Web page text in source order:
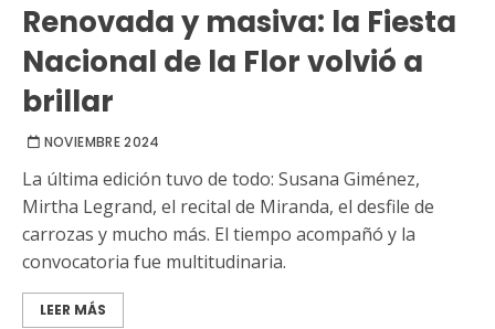
Renovada y masiva: la Fiesta
Nacional de la Flor volvió a
brillar
NOVIEMBRE 2024
La última edición tuvo de todo: Susana Giménez,
Mirtha Legrand, el recital de Miranda, el desfile de
carrozas y mucho más. El tiempo acompañó y la
convocatoria fue multitudinaria.
LEER MÁS